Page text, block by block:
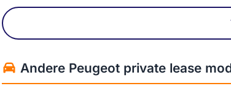
Andere Peugeot private lease
Peugeot 108
private lease
Peugeot 2008
private lease